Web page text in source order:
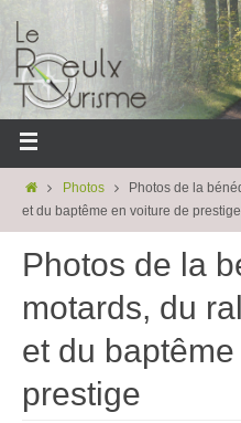
Photos
Photos de la
et du baptême en voiture de prestige
Photos de la
motards, du
et du
prestige